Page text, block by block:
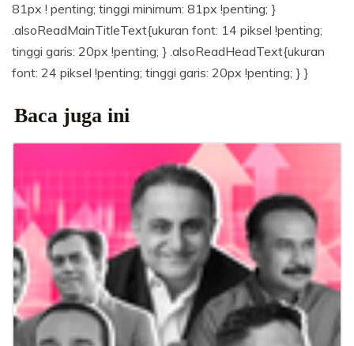
81px ! penting; tinggi minimum: 81px !penting; }
.alsoReadMainTitleText{ukuran font: 14 piksel !penting;
tinggi garis: 20px !penting; } .alsoReadHeadText{ukuran
font: 24 piksel !penting; tinggi garis: 20px !penting; } }
Baca juga ini